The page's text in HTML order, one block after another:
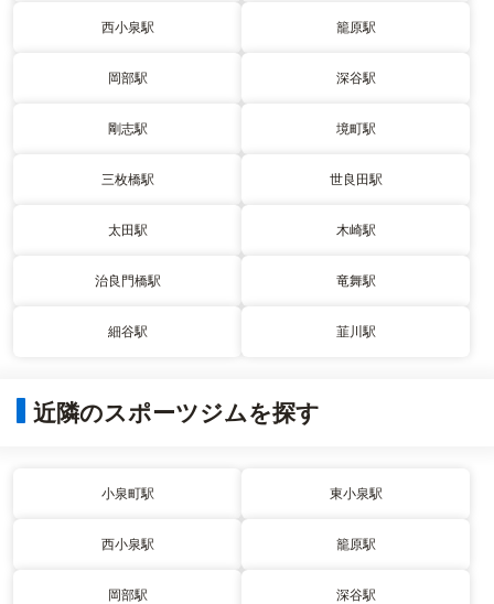
西小泉駅 籠原駅
岡部駅 深谷駅
剛志駅 境町駅
三枚橋駅 世良田駅
太田駅 木崎駅
治良門橋駅 竜舞駅
細谷駅 韮川駅
近隣のスポーツジムを探す
小泉町駅 東小泉駅
西小泉駅 籠原駅
岡部駅 深谷駅